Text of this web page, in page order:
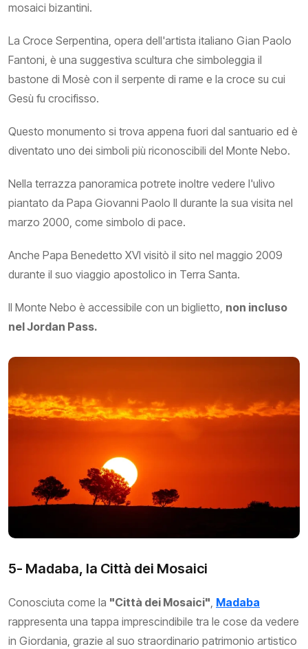
mosaici bizantini.
La Croce Serpentina, opera dell'artista italiano Gian Paolo
Fantoni, è una suggestiva scultura che simboleggia il
bastone di Mosè con il serpente di rame e la croce su cui
Gesù fu crocifisso.
Questo monumento si trova appena fuori dal santuario ed è
diventato uno dei simboli più riconoscibili del Monte Nebo.
Nella terrazza panoramica potrete inoltre vedere l'ulivo
piantato da Papa Giovanni Paolo II durante la sua visita nel
marzo 2000, come simbolo di pace.
Anche Papa Benedetto XVI visitò il sito nel maggio 2009
durante il suo viaggio apostolico in Terra Santa.
Il Monte Nebo è accessibile con un biglietto, non incluso
nel Jordan Pass.
5- Madaba, la Città dei Mosaici
Conosciuta come la "Città dei Mosaici", Madaba
rappresenta una tappa imprescindibile tra le cose da vedere
in Giordania, grazie al suo straordinario patrimonio artistico